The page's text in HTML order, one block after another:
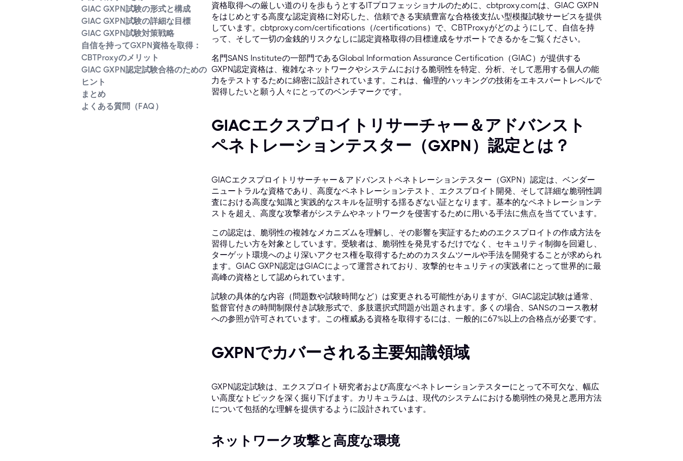
GIAC GXPN試験の形式と構成
GIAC GXPN試験の詳細な目標
GIAC GXPN試験対策戦略
自信を持ってGXPN資格を取得：
CBTProxyのメリット
GIAC GXPN認定試験合格のための
ヒント
まとめ
よくある質問（FAQ）
資格取得への厳しい道のりを歩もうとするITプロフェッショナルのために、cbtproxy.comは、GIAC GXPN
をはじめとする高度な認定資格に対応した、信頼できる実績豊富な合格後支払い型模擬試験サービスを提供
しています。cbtproxy.com/certifications（/certifications）で、CBTProxyがどのようにして、自信を持
って、そして一切の金銭的リスクなしに認定資格取得の目標達成をサポートできるかをご覧ください。
名門SANS Instituteの一部門であるGlobal Information Assurance Certification（GIAC）が提供する
GXPN認定資格は、複雑なネットワークやシステムにおける脆弱性を特定、分析、そして悪用する個人の能
力をテストするために綿密に設計されています。これは、倫理的ハッキングの技術をエキスパートレベルで
習得したいと願う人々にとってのベンチマークです。
GIACエクスプロイトリサーチャー＆アドバンスト
ペネトレーションテスター（GXPN）認定とは？
GIACエクスプロイトリサーチャー＆アドバンストペネトレーションテスター（GXPN）認定は、ベンダー
ニュートラルな資格であり、高度なペネトレーションテスト、エクスプロイト開発、そして詳細な脆弱性調
査における高度な知識と実践的なスキルを証明する揺るぎない証となります。基本的なペネトレーションテ
ストを超え、高度な攻撃者がシステムやネットワークを侵害するために用いる手法に焦点を当てています。
この認定は、脆弱性の複雑なメカニズムを理解し、その影響を実証するためのエクスプロイトの作成方法を
習得したい方を対象としています。受験者は、脆弱性を発見するだけでなく、セキュリティ制御を回避し、
ターゲット環境へのより深いアクセス権を取得するためのカスタムツールや手法を開発することが求められ
ます。GIAC GXPN認定はGIACによって運営されており、攻撃的セキュリティの実践者にとって世界的に最
高峰の資格として認められています。
試験の具体的な内容（問題数や試験時間など）は変更される可能性がありますが、GIAC認定試験は通常、
監督官付きの時間制限付き試験形式で、多肢選択式問題が出題されます。多くの場合、SANSのコース教材
への参照が許可されています。この権威ある資格を取得するには、一般的に67%以上の合格点が必要です。
GXPNでカバーされる主要知識領域
GXPN認定試験は、エクスプロイト研究者および高度なペネトレーションテスターにとって不可欠な、幅広
い高度なトピックを深く掘り下げます。カリキュラムは、現代のシステムにおける脆弱性の発見と悪用方法
について包括的な理解を提供するように設計されています。
ネットワーク攻撃と高度な環境